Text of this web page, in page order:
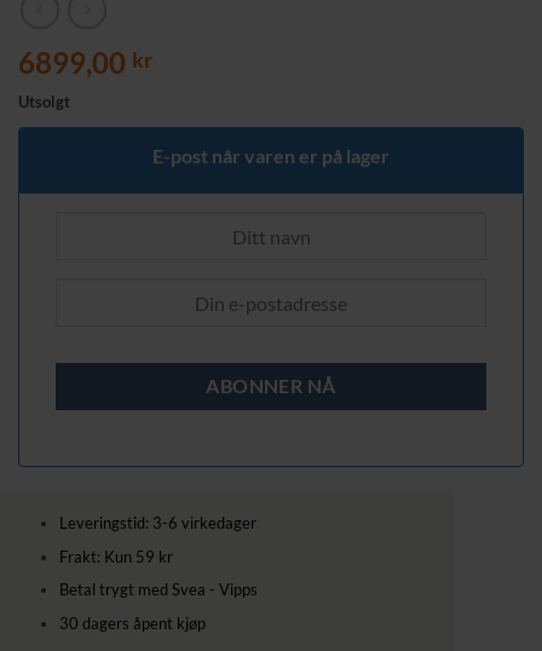
6899,00 kr
Utsolgt
E-post når varen er på lager
Leveringstid: 3-6 virkedager
Frakt: Kun 59 kr
Betal trygt med Svea - Vipps
30 dagers åpent kjøp